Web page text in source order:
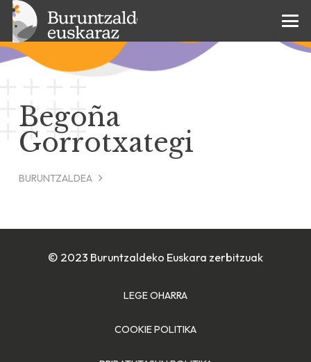
Begoña
Gorrotxategi
BURUNTZALDEA
© 2023 Buruntzaldeko Euskara zerbitzuak
LEGE OHARRA
COOKIE POLITIKA